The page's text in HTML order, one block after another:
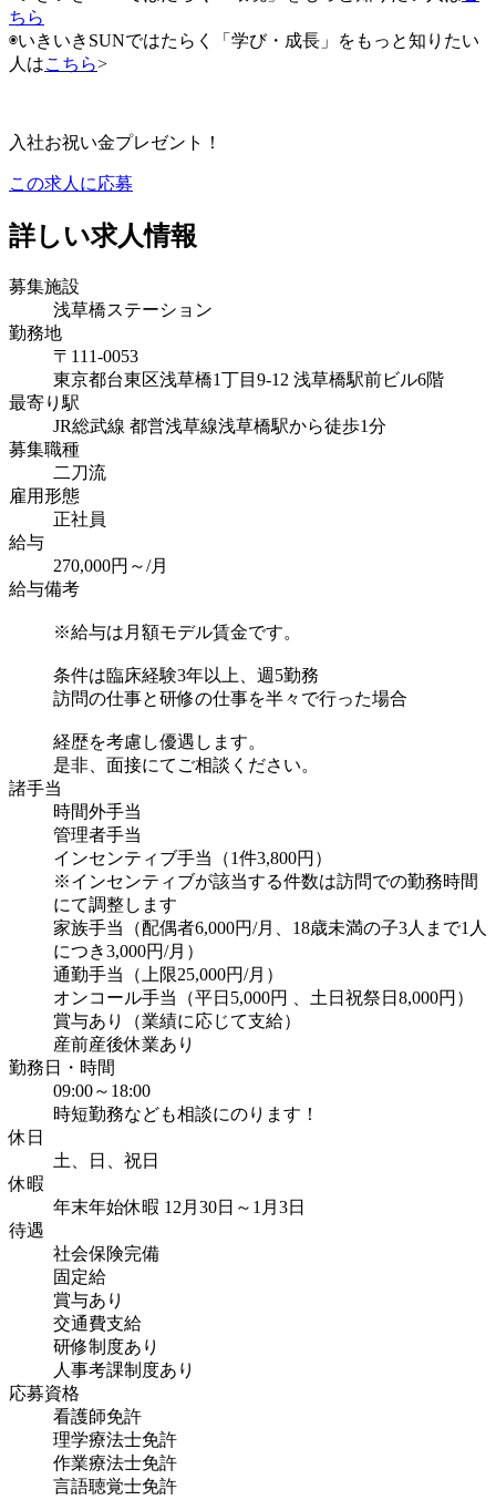
ちら
◉いきいきSUNではたらく「学び・成長」をもっと知りたい
人はこちら>
入社お祝い金プレゼント！
この求人に応募
詳しい求人情報
募集施設
浅草橋ステーション
勤務地
〒111-0053
東京都台東区浅草橋1丁目9-12 浅草橋駅前ビル6階
最寄り駅
JR総武線 都営浅草線浅草橋駅から徒歩1分
募集職種
二刀流
雇用形態
正社員
給与
270,000円～/月
給与備考
※給与は月額モデル賃金です。
条件は臨床経験3年以上、週5勤務
訪問の仕事と研修の仕事を半々で行った場合
経歴を考慮し優遇します。
是非、面接にてご相談ください。
諸手当
時間外手当
管理者手当
インセンティブ手当（1件3,800円）
※インセンティブが該当する件数は訪問での勤務時間
にて調整します
家族手当（配偶者6,000円/月、18歳未満の子3人まで1人
につき3,000円/月）
通勤手当（上限25,000円/月）
オンコール手当（平日5,000円 、土日祝祭日8,000円）
賞与あり（業績に応じて支給）
産前産後休業あり
勤務日・時間
09:00～18:00
時短勤務なども相談にのります！
休日
土、日、祝日
休暇
年末年始休暇 12月30日～1月3日
待遇
社会保険完備
固定給
賞与あり
交通費支給
研修制度あり
人事考課制度あり
応募資格
看護師免許
理学療法士免許
作業療法士免許
言語聴覚士免許